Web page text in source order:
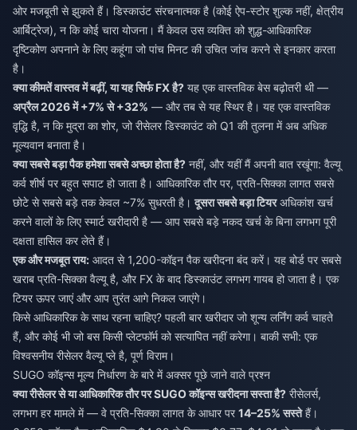
ओर मजबूती से झुकते हैं। डिस्काउंट संरचनात्मक है (कोई ऐप-स्टोर शुल्क नहीं, क्षेत्रीय
आर्बिट्रेज), न कि कोई चारा योजना। मैं केवल उस व्यक्ति को शुद्ध-आधिकारिक
दृष्टिकोण अपनाने के लिए कहूंगा जो पांच मिनट की उचित जांच करने से इनकार करता
है।
क्या कीमतें वास्तव में बढ़ीं, या यह सिर्फ FX है? यह एक वास्तविक बेस बढ़ोतरी थी —
अप्रैल 2026 में +7% से +32% — और तब से यह स्थिर है। यह एक वास्तविक
वृद्धि है, न कि मुद्रा का शोर, जो रीसेलर डिस्काउंट को Q1 की तुलना में अब अधिक
मूल्यवान बनाता है।
क्या सबसे बड़ा पैक हमेशा सबसे अच्छा होता है? नहीं, और यहीं मैं अपनी बात रखूंगा: वैल्यू
कर्व शीर्ष पर बहुत सपाट हो जाता है। आधिकारिक तौर पर, प्रति-सिक्का लागत सबसे
छोटे से सबसे बड़े तक केवल ~7% सुधरती है।दूसरा सबसे बड़ा टियरअधिकांश खर्च
करने वालों के लिए स्मार्ट खरीदारी है — आप सबसे बड़े नकद खर्च के बिना लगभग पूरी
दक्षता हासिल कर लेते हैं।
एक और मजबूत राय: आदत से 1,200-कॉइन पैक खरीदना बंद करें। यह बोर्ड पर सबसे
खराब प्रति-सिक्का वैल्यू है, और FX के बाद डिस्काउंट लगभग गायब हो जाता है। एक
टियर ऊपर जाएं और आप तुरंत आगे निकल जाएंगे।
किसे आधिकारिक के साथ रहना चाहिए? पहली बार खरीदार जो शून्य लर्निंग कर्व चाहते
हैं, और कोई भी जो बस किसी प्लेटफॉर्म को सत्यापित नहीं करेगा। बाकी सभी: एक
विश्वसनीय रीसेलर वैल्यू प्ले है, पूर्ण विराम।
SUGO कॉइन्स मूल्य निर्धारण के बारे में अक्सर पूछे जाने वाले प्रश्न
क्या रीसेलर से या आधिकारिक तौर पर SUGO कॉइन्स खरीदना सस्ता है? रीसेलर्स,
लगभग हर मामले में — वे प्रति-सिक्का लागत के आधार पर14–25% सस्तेहैं।